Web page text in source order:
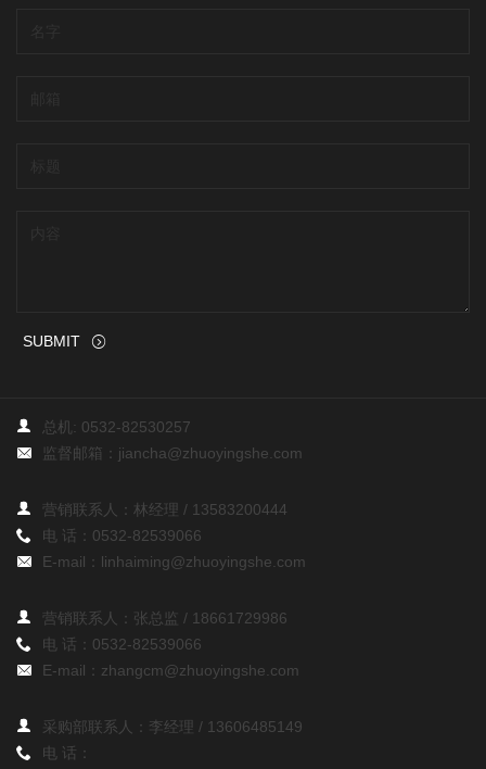
SUBMIT
总机: 0532-82530257
监督邮箱： jiancha@zhuoyingshe.com
营销联系人：林经理 / 13583200444
电 话： 0532-82539066
E-mail： linhaiming@zhuoyingshe.com
营销联系人：张总监 / 18661729986
电 话： 0532-82539066
E-mail： zhangcm@zhuoyingshe.com
采购部联系人：李经理 / 13606485149
电 话：